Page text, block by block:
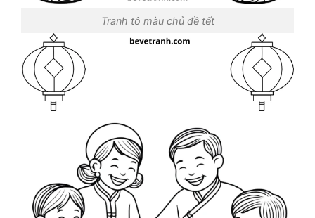
Tranh tô màu chủ đề tết